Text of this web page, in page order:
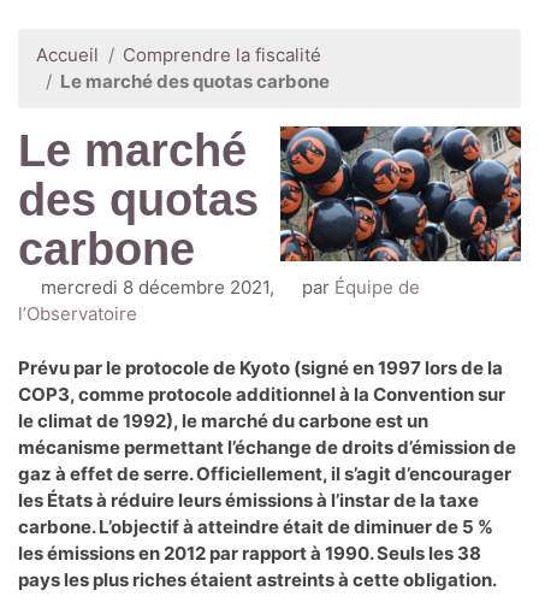
Accueil
Comprendre la fiscalité
Le marché des quotas carbone
Le marché
des quotas
carbone
mercredi 8 décembre 2021, par Équipe de
l’Observatoire
Prévu par le protocole de Kyoto (signé en 1997 lors de la
COP3, comme protocole additionnel à la Convention sur
le climat de 1992), le marché du carbone est un
mécanisme permettant l’échange de droits d’émission de
gaz à effet de serre. Officiellement, il s’agit d’encourager
les États à réduire leurs émissions à l’instar de la taxe
carbone. L’objectif à atteindre était de diminuer de 5 %
les émissions en 2012 par rapport à 1990. Seuls les 38
pays les plus riches étaient astreints à cette obligation.